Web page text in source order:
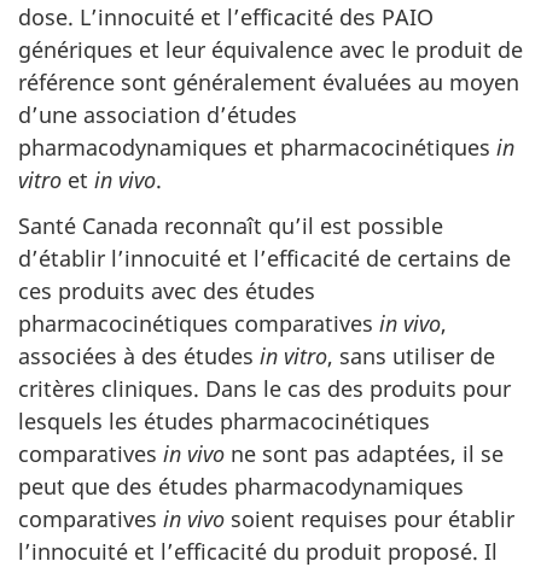
dose. L’innocuité et l’efficacité des PAIO
génériques et leur équivalence avec le produit de
référence sont généralement évaluées au moyen
d’une association d’études
pharmacodynamiques et pharmacocinétiques in
vitro et in vivo.
Santé Canada reconnaît qu’il est possible
d’établir l’innocuité et l’efficacité de certains de
ces produits avec des études
pharmacocinétiques comparatives in vivo,
associées à des études in vitro, sans utiliser de
critères cliniques. Dans le cas des produits pour
lesquels les études pharmacocinétiques
comparatives in vivo ne sont pas adaptées, il se
peut que des études pharmacodynamiques
comparatives in vivo soient requises pour établir
l’innocuité et l’efficacité du produit proposé. Il